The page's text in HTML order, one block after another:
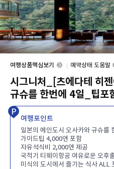
여행상품핵심보기 예약상태 도움말
시그니처_[츠에다테 히
규슈를 한번에 4일_팁포
여행포인트
일본의 메인도시 오사카와 규슈를
가이드팁 4,000엔 포함
자유석식비 2,000엔 제공
국적기 티웨이항공 여유로운 오후
미식의 도시에서 즐기는 식사 ALL